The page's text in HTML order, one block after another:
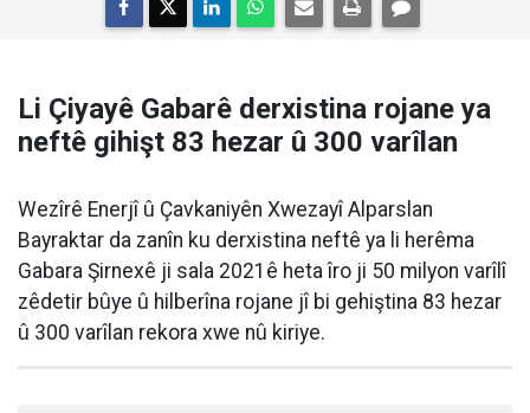
Li Çiyayê Gabarê derxistina rojane ya
neftê gihişt 83 hezar û 300 varîlan
Wezîrê Enerjî û Çavkaniyên Xwezayî Alparslan
Bayraktar da zanîn ku derxistina neftê ya li herêma
Gabara Şirnexê ji sala 2021ê heta îro ji 50 milyon varîlî
zêdetir bûye û hilberîna rojane jî bi gehiştina 83 hezar
û 300 varîlan rekora xwe nû kiriye.